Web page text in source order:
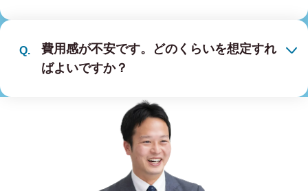
費用感が不安です。どのくらいを想定すれ
ばよいですか？